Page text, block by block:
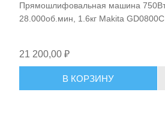
Прямошлифовальная машина 750Вт, D=6мм, 7.000-
28.000об.мин, 1.6кг Makita GD0800C
21 200,00 ₽
В КОРЗИНУ